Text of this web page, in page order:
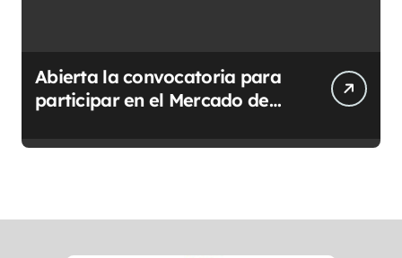
Abierta la convocatoria para
participar en el Mercado de